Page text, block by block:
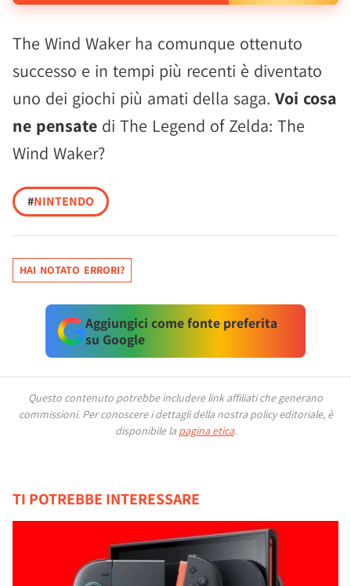
The Wind Waker ha comunque ottenuto
successo e in tempi più recenti è diventato
uno dei giochi più amati della saga. Voi cosa
ne pensate di The Legend of Zelda: The
Wind Waker?
#NINTENDO
HAI NOTATO ERRORI?
Aggiungici come fonte preferita
su Google
Questo contenuto potrebbe includere link affiliati che generano
commissioni. Per conoscere i dettagli della nostra policy editoriale, è
disponibile la pagina etica.
TI POTREBBE INTERESSARE